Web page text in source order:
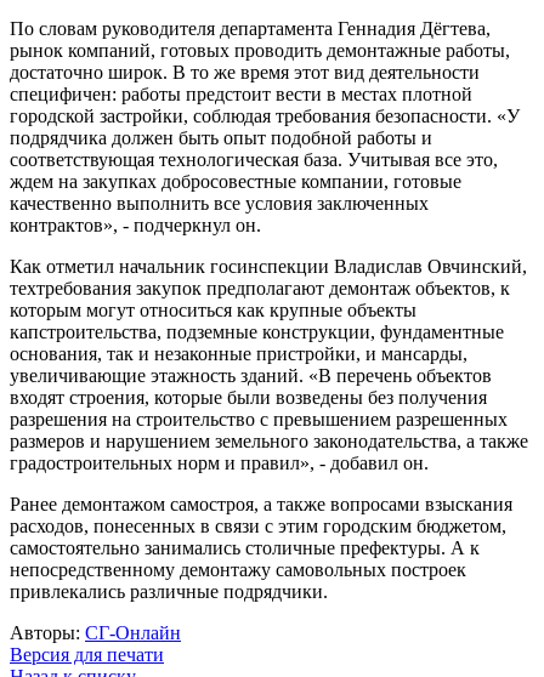
По словам руководителя департамента Геннадия Дёгтева,
рынок компаний, готовых проводить демонтажные работы,
достаточно широк. В то же время этот вид деятельности
специфичен: работы предстоит вести в местах плотной
городской застройки, соблюдая требования безопасности. «У
подрядчика должен быть опыт подобной работы и
соответствующая технологическая база. Учитывая все это,
ждем на закупках добросовестные компании, готовые
качественно выполнить все условия заключенных
контрактов», - подчеркнул он.
Как отметил начальник госинспекции Владислав Овчинский,
техтребования закупок предполагают демонтаж объектов, к
которым могут относиться как крупные объекты
капстроительства, подземные конструкции, фундаментные
основания, так и незаконные пристройки, и мансарды,
увеличивающие этажность зданий. «В перечень объектов
входят строения, которые были возведены без получения
разрешения на строительство с превышением разрешенных
размеров и нарушением земельного законодательства, а также
градостроительных норм и правил», - добавил он.
Ранее демонтажом самостроя, а также вопросами взыскания
расходов, понесенных в связи с этим городским бюджетом,
самостоятельно занимались столичные префектуры. А к
непосредственному демонтажу самовольных построек
привлекались различные подрядчики.
Авторы: СГ-Онлайн
Версия для печати